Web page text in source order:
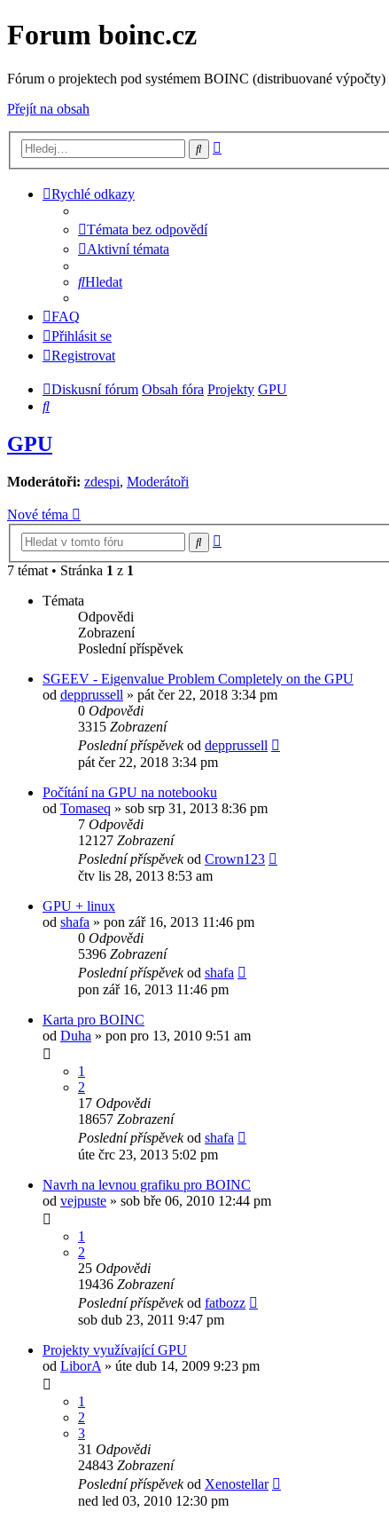
Forum boinc.cz
Fórum o projektech pod systémem BOINC (distribuované výpočty)
Přejít na obsah
Hledat
Rychlé odkazy
Témata bez odpovědí
Aktivní témata
Hledat
FAQ
Přihlásit se
Registrovat
Diskusní fórum Obsah fóra Projekty GPU
Hledat
GPU
Moderátoři: zdespi, Moderátoři
Nové téma
Hledat
7 témat • Stránka 1 z 1
Témata
Odpovědi
Zobrazení
Poslední příspěvek
SGEEV - Eigenvalue Problem Completely on the GPU
od depprussell » pát čer 22, 2018 3:34 pm
0 Odpovědi
3315 Zobrazení
Poslední příspěvekod depprussell
pát čer 22, 2018 3:34 pm
Počítání na GPU na notebooku
od Tomaseq » sob srp 31, 2013 8:36 pm
7 Odpovědi
12127 Zobrazení
Poslední příspěvekod Crown123
čtv lis 28, 2013 8:53 am
GPU + linux
od shafa » pon zář 16, 2013 11:46 pm
0 Odpovědi
5396 Zobrazení
Poslední příspěvekod shafa
pon zář 16, 2013 11:46 pm
Karta pro BOINC
od Duha » pon pro 13, 2010 9:51 am
1
2
17 Odpovědi
18657 Zobrazení
Poslední příspěvekod shafa
úte črc 23, 2013 5:02 pm
Navrh na levnou grafiku pro BOINC
od vejpuste » sob bře 06, 2010 12:44 pm
1
2
25 Odpovědi
19436 Zobrazení
Poslední příspěvekod fatbozz
sob dub 23, 2011 9:47 pm
Projekty využívající GPU
od LiborA » úte dub 14, 2009 9:23 pm
1
2
3
31 Odpovědi
24843 Zobrazení
Poslední příspěvekod Xenostellar
ned led 03, 2010 12:30 pm